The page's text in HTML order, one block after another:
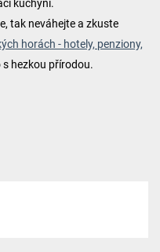
kuchyní.
tak neváhejte a zkuste
horách - hotely, penziony,
hezkou přírodou.